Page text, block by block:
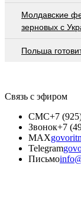
Молдавские
зерновых с
Польша
Связь с эфиром
СМС+7
Звонок+7
MAX
Telegram
Письмо